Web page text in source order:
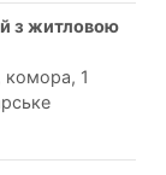
комора, 1